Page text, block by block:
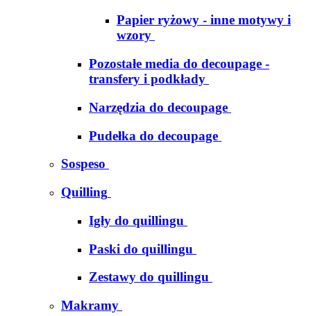
Papier ryżowy - inne motywy i
wzory
Pozostałe media do decoupage -
transfery i podkłady
Narzędzia do decoupage
Pudełka do decoupage
Sospeso
Quilling
Igły do quillingu
Paski do quillingu
Zestawy do quillingu
Makramy